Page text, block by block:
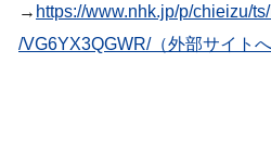
→ https://www.nhk.jp/p/chieizu/
/VG6YX3QGWR/（外部サイトへ